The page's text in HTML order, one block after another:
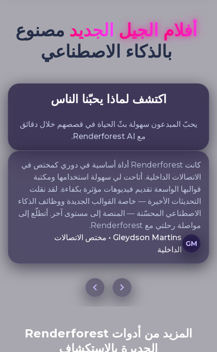
أفلام الجيل الجديد مصنوع
بالذكاء الاصطناعي
اكتشف لماذا يحبّنا الناس
يحبّ المبدعون سهولة بثّ الحياة في قصصهم خلال دقائق
مع Renderforest AI.
كانت Renderforest أداة أساسية في دوري كمختص في
الاتصالات الداخلية. أتاحت لي سهولة استخدامها ومكتبة
قوالبها الواسعة تقديم فيديوهات مؤثرة بكفاءة. لقد نقلت
التحديثات الأخيرة — خاصة القوالب الجديدة ووظائف الذكاء
الاصطناعي المحسّنة — المنصة إلى مستوى آخر. أتطلّع إلى
مواصلة رحلتي مع Renderforest.
GM
Gleydson Martins • مختص الاتصالات
الداخلية
المزيد من أدوات Renderforest
الجديرة بالاستكشاف